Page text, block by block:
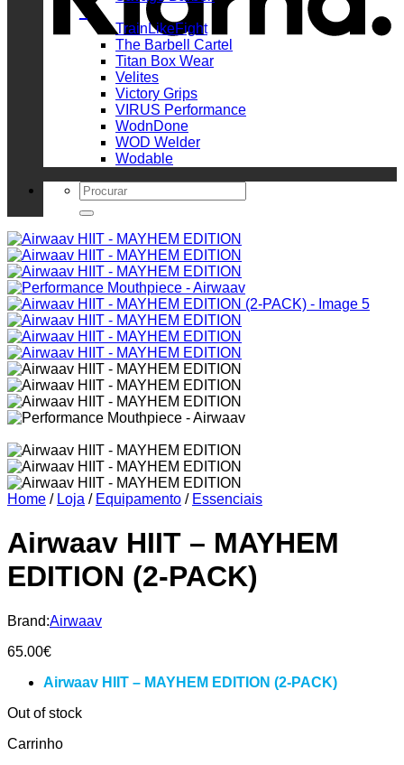
_
TrainLikeFight
The Barbell Cartel
Titan Box Wear
Velites
Victory Grips
VIRUS Performance
WodnDone
WOD Welder
Wodable
Search
for:
Home / Loja / Equipamento / Essenciais
Airwaav HIIT – MAYHEM
EDITION (2-PACK)
Brand:Airwaav
65.00€
Airwaav HIIT – MAYHEM EDITION (2-PACK)
Out of stock
Carrinho